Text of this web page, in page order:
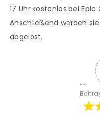
17 Uhr kostenlos bei
Anschließend werden
abgelöst.